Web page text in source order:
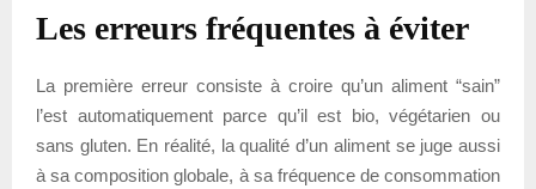
Les erreurs fréquentes à éviter
La première erreur consiste à croire qu’un aliment “sain”
l’est automatiquement parce qu’il est bio, végétarien ou
sans gluten. En réalité, la qualité d’un aliment se juge aussi
à sa composition globale, à sa fréquence de consommation